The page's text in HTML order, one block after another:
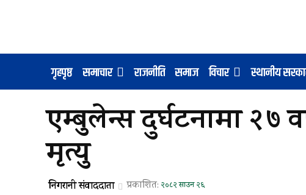
गृहपृष्ठ समाचार राजनीति समाज विचार स्थानीय
एम्बुलेन्स दुर्घटनामा २७
मृत्यु
निगरानी संवाददाता प्रकाशित: २०८२ साउन २६